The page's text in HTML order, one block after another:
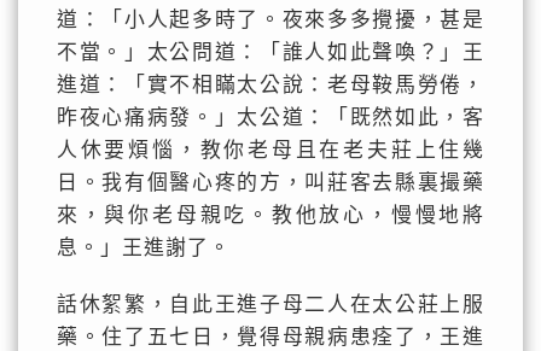
道：「小人起多時了。夜來多多攪擾，甚是
不當。」太公問道：「誰人如此聲喚？」王
進道：「實不相瞞太公說：老母鞍馬勞倦，
昨夜心痛病發。」太公道：「既然如此，客
人休要煩惱，教你老母且在老夫莊上住幾
日。我有個醫心疼的方，叫莊客去縣裏撮藥
來，與你老母親吃。教他放心，慢慢地將
息。」王進謝了。
話休絮繁，自此王進子母二人在太公莊上服
藥。住了五七日，覺得母親病患痊了，王進